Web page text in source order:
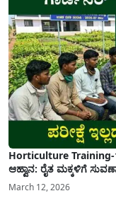
Horticulture
ಆಹ್ವಾನ: ರೈತ ಮಕ್ಕಳಿಗೆ
March 12, 2026